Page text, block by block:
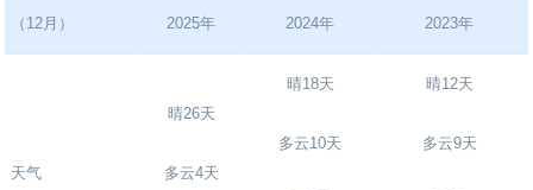
（12月） 2025年 2024年 2023年
天气
晴26天
多云4天
晴18天
多云10天
晴12天
多云9天